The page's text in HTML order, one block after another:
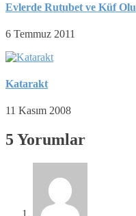
Evlerde Rutubet ve Küf
6 Temmuz 2011
Katarakt
11 Kasım 2008
5 Yorumlar